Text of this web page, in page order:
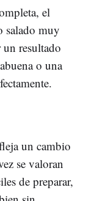
el
salado muy
resultado
o una
un cambio
se valoran
de preparar,